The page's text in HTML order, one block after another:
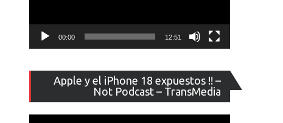
00:00 12:51
Apple y el iPhone 18 expuestos !! –
Not Podcast – TransMedia
de
vídeo